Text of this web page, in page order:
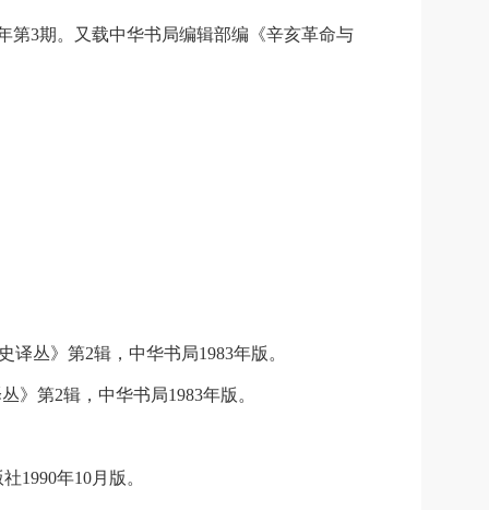
第3期。又载中华书局编辑部编《辛亥革命与
丛》第2辑，中华书局1983年版。
》第2辑，中华书局1983年版。
1990年10月版。